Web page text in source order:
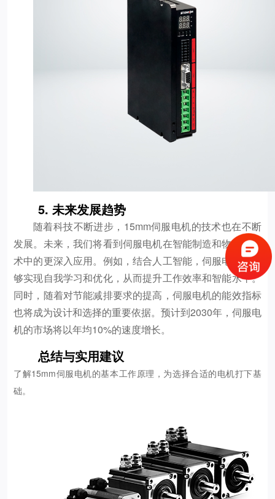
5. 未来发展趋势
随着科技不断进步，15mm伺服电机的技术也在不断
发展。未来，我们将看到伺服电机在智能制造和物联网技
术中的更深入应用。例如，结合人工智能，伺服电机将能
够实现自我学习和优化，从而提升工作效率和智能水平。
同时，随着对节能减排要求的提高，伺服电机的能效指标
也将成为设计和选择的重要依据。预计到2030年，伺服电
机的市场将以年均10%的速度增长。
总结与实用建议
了解15mm伺服电机的基本工作原理，为选择合适的电机打下基
础。